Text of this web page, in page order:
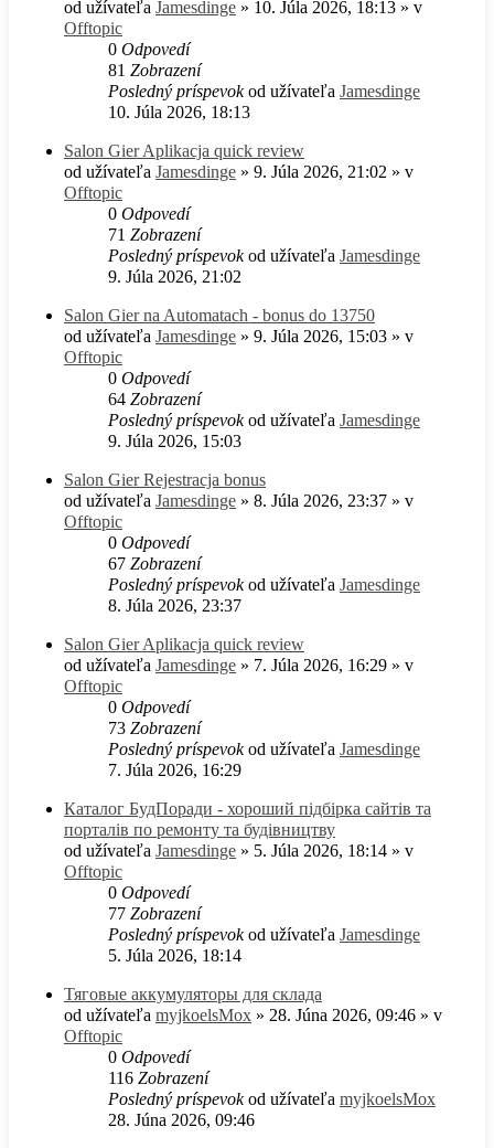
od užívateľa Jamesdinge » 10. Júla 2026, 18:13 » v
Offtopic
0 Odpovedí
81 Zobrazení
Posledný príspevokod užívateľa Jamesdinge
10. Júla 2026, 18:13
Salon Gier Aplikacja quick review
od užívateľa Jamesdinge » 9. Júla 2026, 21:02 » v
Offtopic
0 Odpovedí
71 Zobrazení
Posledný príspevokod užívateľa Jamesdinge
9. Júla 2026, 21:02
Salon Gier na Automatach - bonus do 13750
od užívateľa Jamesdinge » 9. Júla 2026, 15:03 » v
Offtopic
0 Odpovedí
64 Zobrazení
Posledný príspevokod užívateľa Jamesdinge
9. Júla 2026, 15:03
Salon Gier Rejestracja bonus
od užívateľa Jamesdinge » 8. Júla 2026, 23:37 » v
Offtopic
0 Odpovedí
67 Zobrazení
Posledný príspevokod užívateľa Jamesdinge
8. Júla 2026, 23:37
Salon Gier Aplikacja quick review
od užívateľa Jamesdinge » 7. Júla 2026, 16:29 » v
Offtopic
0 Odpovedí
73 Zobrazení
Posledný príspevokod užívateľa Jamesdinge
7. Júla 2026, 16:29
Каталог БудПоради - хороший підбірка сайтів та
порталів по ремонту та будівництву
od užívateľa Jamesdinge » 5. Júla 2026, 18:14 » v
Offtopic
0 Odpovedí
77 Zobrazení
Posledný príspevokod užívateľa Jamesdinge
5. Júla 2026, 18:14
Тяговые аккумуляторы для склада
od užívateľa myjkoelsMox » 28. Júna 2026, 09:46 » v
Offtopic
0 Odpovedí
116 Zobrazení
Posledný príspevokod užívateľa myjkoelsMox
28. Júna 2026, 09:46